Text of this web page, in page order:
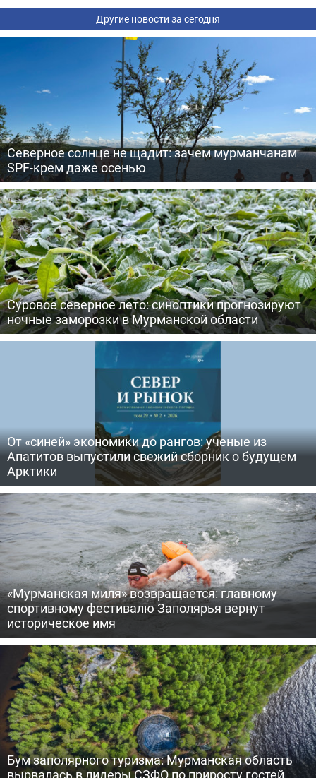
Другие новости за сегодня
Северное солнце не щадит: зачем мурманчанам
SPF-крем даже осенью
Суровое северное лето: синоптики прогнозируют
ночные заморозки в Мурманской области
От «синей» экономики до рангов: ученые из
Апатитов выпустили свежий сборник о будущем
Арктики
«Мурманская миля» возвращается: главному
спортивному фестивалю Заполярья вернут
историческое имя
Бум заполярного туризма: Мурманская область
вырвалась в лидеры СЗФО по приросту гостей